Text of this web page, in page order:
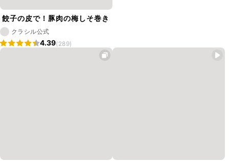
餃子の皮で！豚肉の梅しそ巻き
クラシル公式
4.39(289)